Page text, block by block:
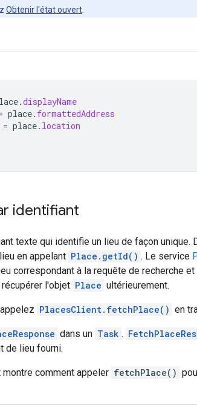
Obtenir l'état ouvert
.displayName
place. formattedAddress
= place. location
identifiant
texte qui identifie un lieu de façon unique.
en appelant Place.getId() . Le service
correspondant à la requête de recherche
l'objet Place ultérieurement.
PlacesClient.fetchPlace() en
dans un Task .
de lieu fourni.
comment appeler fetchPlace()